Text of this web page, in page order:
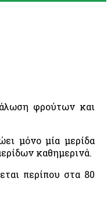
φρούτων και
μόνο μία μερίδα
καθημερινά.
περίπου στα 80